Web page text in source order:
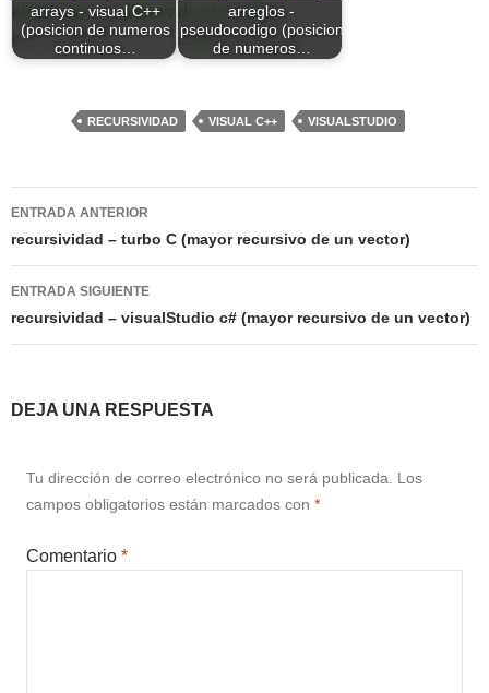
arrays - visual C++
(posicion de numeros
continuos…
arreglos -
pseudocodigo (posicion
de numeros…
RECURSIVIDAD VISUAL C++ VISUALSTUDIO
Navegación
de
entradas
ENTRADA ANTERIOR
recursividad – turbo C (mayor recursivo de un vector)
ENTRADA SIGUIENTE
recursividad – visualStudio c# (mayor recursivo de un vector)
DEJA UNA RESPUESTA
Tu dirección de correo electrónico no será publicada. Los
campos obligatorios están marcados con *
Comentario *